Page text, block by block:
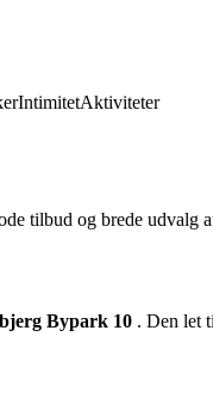
IntimitetAktiviteter
tilbud og brede
Bypark 10 . Den let